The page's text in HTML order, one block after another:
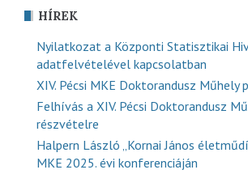
HÍREK
Nyilatkozat a Központi Statisztikai
adatfelvételével kapcsolatban
XIV. Pécsi MKE Doktorandusz Műhely
Felhívás a XIV. Pécsi Doktorandusz
részvételre
Halpern László „Kornai János
MKE 2025. évi konferenciáján